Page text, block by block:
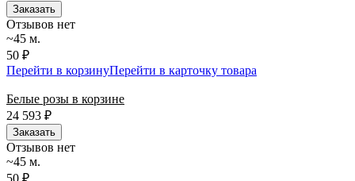
Заказать
Отзывов нет
~45 м.
50 ₽
Перейти в корзинуПерейти в карточку товара
Белые розы в корзине
24 593 ₽
Заказать
Отзывов нет
~45 м.
50 ₽